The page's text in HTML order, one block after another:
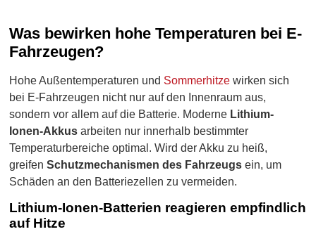
Was bewirken hohe Temperaturen bei E-
Fahrzeugen?
Hohe Außentemperaturen und Sommerhitze wirken sich
bei E-Fahrzeugen nicht nur auf den Innenraum aus,
sondern vor allem auf die Batterie. Moderne Lithium-
Ionen-Akkus arbeiten nur innerhalb bestimmter
Temperaturbereiche optimal. Wird der Akku zu heiß,
greifenSchutzmechanismen des Fahrzeugs ein, um
Schäden an den Batteriezellen zu vermeiden.
Lithium-Ionen-Batterien reagieren empfindlich
auf Hitze